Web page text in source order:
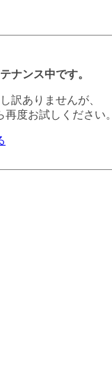
ナンス中です。
訳ありませんが、
度お試しください。